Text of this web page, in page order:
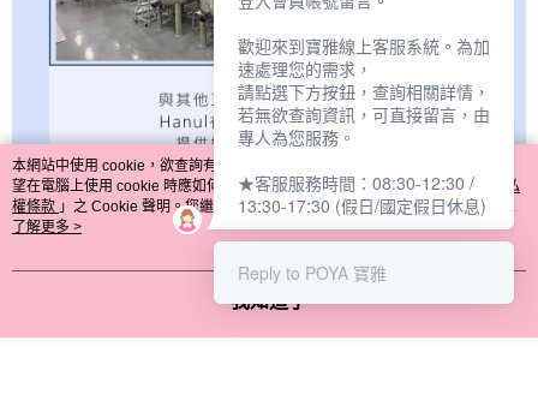
本網站中使用 cookie，欲查詢有關本網站使用 cookie 方式之詳情，及若您不希
望在電腦上使用 cookie 時應如何變更電腦的 cookie 設定，請參閱本網站「
隱私
權條款 」之 Cookie 聲明。您繼續使用本網站即表示您同意本公司得按本網站使
用條款之 Cookie 聲明使用 cookie。
了解更多 >
我知道了
歡迎來到寶雅線上客服系統。為加
速處理您的需求，
請點選下方按鈕，查詢相關詳情，
若無欲查詢資訊，可直接留言，由
專人為您服務。
★客服服務時間：08:30-12:30 /
13:30-17:30 (假日/國定假日休息)
Reply to POYA 寶雅